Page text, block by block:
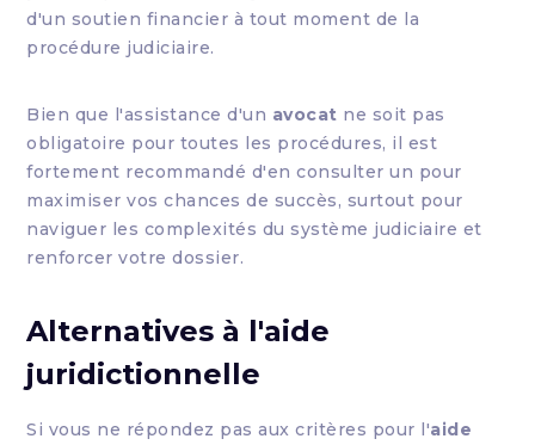
d'un soutien financier à tout moment de la
procédure judiciaire.
Bien que l'assistance d'un avocat ne soit pas
obligatoire pour toutes les procédures, il est
fortement recommandé d'en consulter un pour
maximiser vos chances de succès, surtout pour
naviguer les complexités du système judiciaire et
renforcer votre dossier.
Alternatives à l'aide
juridictionnelle
Si vous ne répondez pas aux critères pour l'aide